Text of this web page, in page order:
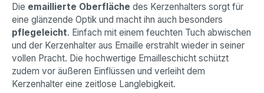
Die emaillierte Oberfläche des Kerzenhalters sorgt für
eine glänzende Optik und macht ihn auch besonders
pflegeleicht. Einfach mit einem feuchten Tuch abwischen
und der Kerzenhalter aus Emaille erstrahlt wieder in seiner
vollen Pracht. Die hochwertige Emailleschicht schützt
zudem vor äußeren Einflüssen und verleiht dem
Kerzenhalter eine zeitlose Langlebigkeit.